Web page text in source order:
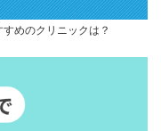
めのクリニックは？